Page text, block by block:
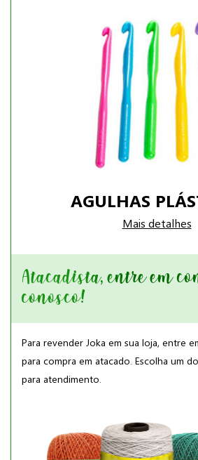
AGULHAS
Mais detalhes
Atacadista, entre em
conosco!
Para revender Joka em sua loja, entre
para compra em atacado. Escolha um
para atendimento.